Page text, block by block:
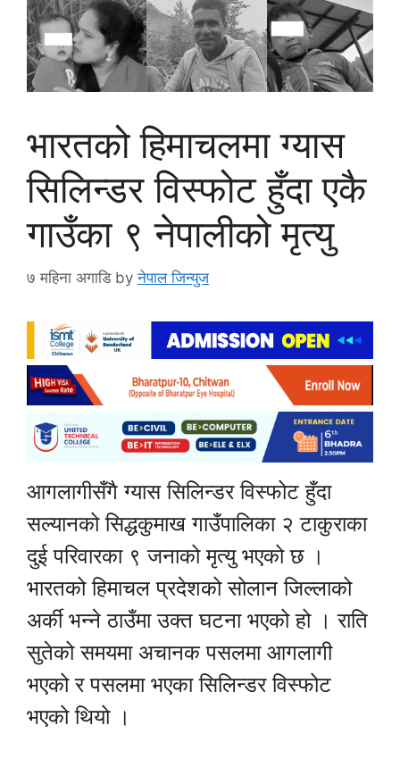
भारतको हिमाचलमा ग्यास
सिलिन्डर विस्फोट हुँदा एकै
गाउँका ९ नेपालीको मृत्यु
७ महिना अगाडि byनेपाल जिन्युज
आगलागीसँगै ग्यास सिलिन्डर विस्फोट हुँदा
सल्यानको सिद्धकुमाख गाउँपालिका २ टाकुराका
दुई परिवारका ९ जनाको मृत्यु भएको छ ।
भारतको हिमाचल प्रदेशको सोलान जिल्लाको
अर्की भन्ने ठाउँमा उक्त घटना भएको हो । राति
सुतेको समयमा अचानक पसलमा आगलागी
भएको र पसलमा भएका सिलिन्डर विस्फोट
भएको थियो ।